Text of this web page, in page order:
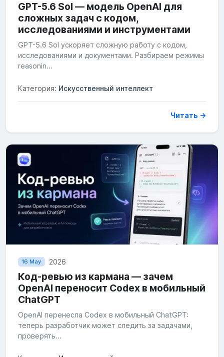
GPT-5.6 Sol — модель OpenAI для
сложных задач с кодом,
исследованиями и инструментами
GPT-5.6 Sol ускоряет сложную работу с кодом,
исследованиями и документами. Разбираем режимы
reasonin...
Категория: Искусственный интеллект
Читать →
16 May 2026
Код-ревью из кармана — зачем
OpenAI переносит Codex в мобильный
ChatGPT
OpenAI перенесла Codex в мобильный ChatGPT:
теперь разработчик может следить за задачами,
проверять...